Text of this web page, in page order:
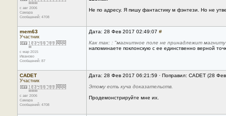
с авг 2006
Самара
Сообщений: 4708
Не по адресу. Я пишу фантастику м фэнтези. Но не
mem63
Участник
с мар 2015
Иваново
Сообщений: 87
Дата: 28 Фев 2017 02:49:07 #
Как так: : "магнитное поле не принадлежит
напоминаете поклонскую с ее единственно верной
CADET
Участник
с авг 2006
Самара
Сообщений: 4708
Дата: 28 Фев 2017 06:21:59 · Поправил: CADET (28
Этому есть куча доказательств.
Продемонстрируйте мне их.